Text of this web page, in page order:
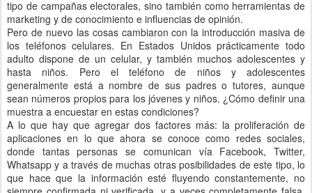
tipo de campañas electorales, sino también como herramientas de
marketing y de conocimiento e influencias de opinión.
Pero de nuevo las cosas cambiaron con la introducción masiva de
los teléfonos celulares. En Estados Unidos prácticamente todo
adulto dispone de un celular, y también muchos adolescentes y
hasta niños. Pero el teléfono de niños y adolescentes
generalmente está a nombre de sus padres o tutores, aunque
sean números propios para los jóvenes y niños. ¿Cómo definir una
muestra a encuestar en estas condiciones?
A lo que hay que agregar dos factores más: la proliferación de
aplicaciones en lo que ahora se conoce como redes sociales,
donde tantas personas se comunican vía Facebook, Twitter,
Whatsapp y a través de muchas otras posibilidades de este tipo, lo
que hace que la información esté fluyendo constantemente, no